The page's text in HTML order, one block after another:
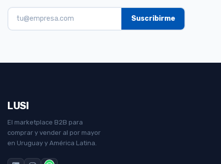
LUSI
El marketplace B2B para
comprar y vender al por mayor
en Uruguay y América Latina.